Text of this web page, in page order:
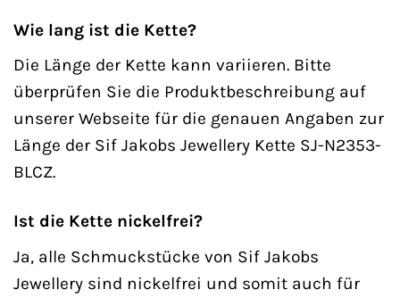
Wie lang ist die Kette?
Die Länge der Kette kann variieren. Bitte
überprüfen Sie die Produktbeschreibung auf
unserer Webseite für die genauen Angaben zur
Länge der Sif Jakobs Jewellery Kette SJ-N2353-
BLCZ.
Ist die Kette nickelfrei?
Ja, alle Schmuckstücke von Sif Jakobs
Jewellery sind nickelfrei und somit auch für